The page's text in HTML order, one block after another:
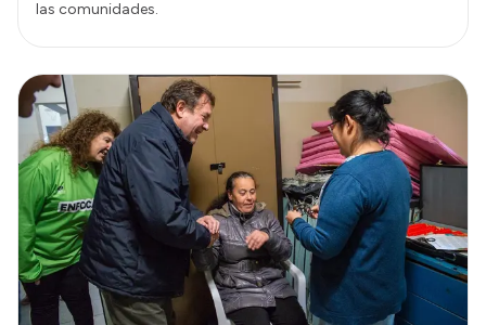
las comunidades.